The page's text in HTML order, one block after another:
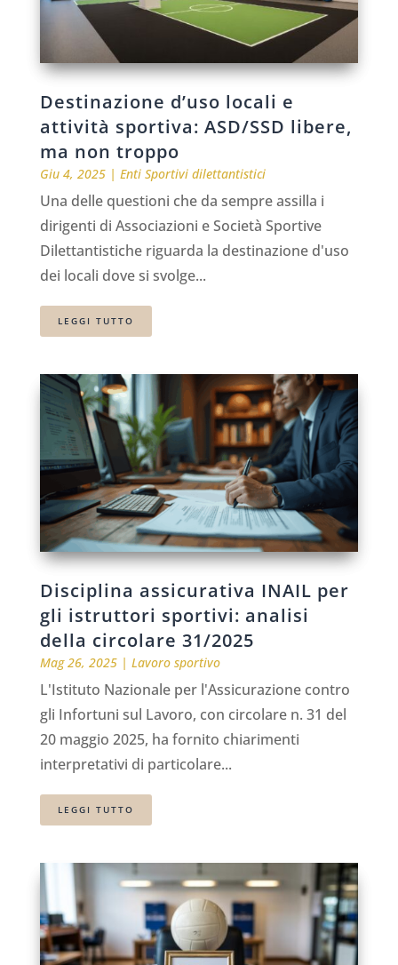
Destinazione d’uso locali e
attività sportiva: ASD/SSD libere,
ma non troppo
Giu 4, 2025| Enti Sportivi dilettantistici
Una delle questioni che da sempre assilla i
dirigenti di Associazioni e Società Sportive
Dilettantistiche riguarda la destinazione d'uso
dei locali dove si svolge...
LEGGI TUTTO
Disciplina assicurativa INAIL per
gli istruttori sportivi: analisi
della circolare 31/2025
Mag 26, 2025| Lavoro sportivo
L'Istituto Nazionale per l'Assicurazione contro
gli Infortuni sul Lavoro, con circolare n. 31 del
20 maggio 2025, ha fornito chiarimenti
interpretativi di particolare...
LEGGI TUTTO